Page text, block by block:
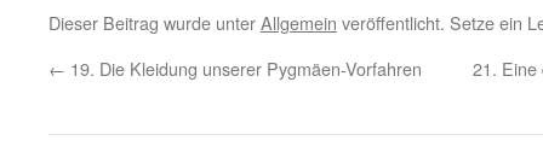
Dieser Beitrag wurde unterAllgemein veröffentlicht. Setze ein
← 19. Die Kleidung unserer Pygmäen-Vorfahren 21. Eine